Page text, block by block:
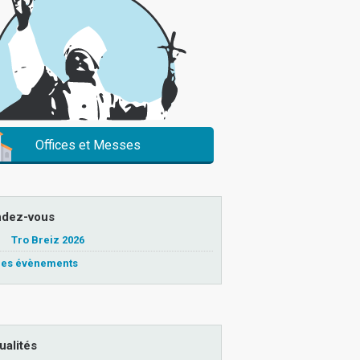
Offices et Messes
vous
Tro Breiz 2026
évènements